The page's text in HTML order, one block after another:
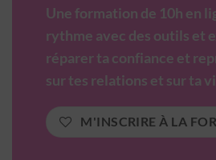
Une formation de 10h en
rythme avec des outils et
réparer ta confiance et
sur tes relations et sur ta
M'INSCRIRE À LA